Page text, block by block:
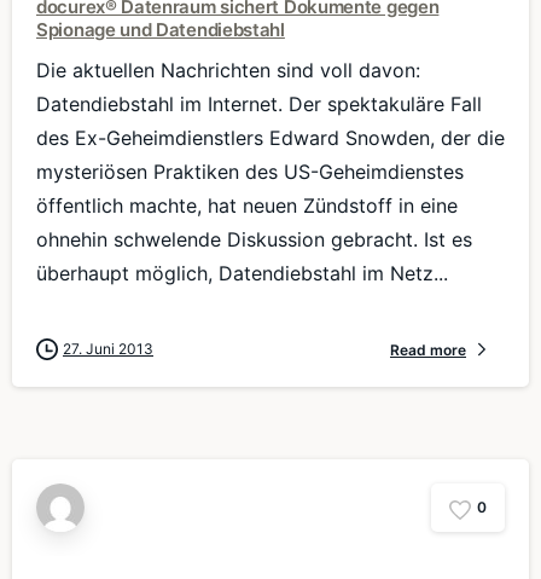
docurex® Datenraum sichert Dokumente gegen
Spionage und Datendiebstahl
Die aktuellen Nachrichten sind voll davon:
Datendiebstahl im Internet. Der spektakuläre Fall
des Ex-Geheimdienstlers Edward Snowden, der die
mysteriösen Praktiken des US-Geheimdienstes
öffentlich machte, hat neuen Zündstoff in eine
ohnehin schwelende Diskussion gebracht. Ist es
überhaupt möglich, Datendiebstahl im Netz...
27. Juni 2013 Read more
0